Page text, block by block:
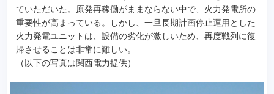
e
b
o
ていただいた。原発再稼働がままならない中で、火力発電所の
重要性が高まっている。しかし、一旦長期計画停止運用とした
火力発電ユニットは、設備の劣化が激しいため、再度戦列に復
帰させることは非常に難しい。
（以下の写真は関西電力提供）